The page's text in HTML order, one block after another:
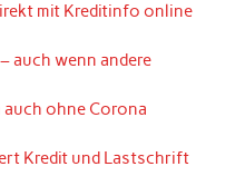
mit Kreditinfo online
auch wenn andere
auch ohne Corona
Kredit und Lastschrift